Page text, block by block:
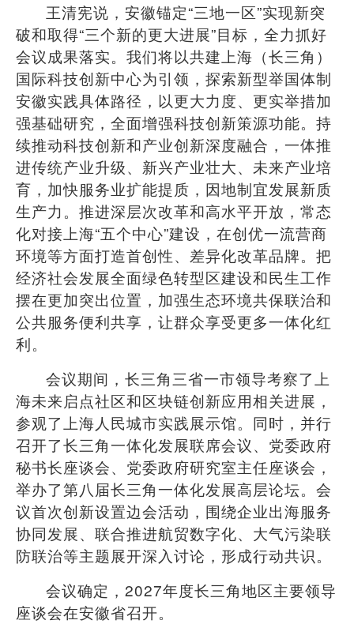
王清宪说，安徽锚定“三地一区”实现新突
破和取得“三个新的更大进展”目标，全力抓好
会议成果落实。我们将以共建上海（长三角）
国际科技创新中心为引领，探索新型举国体制
安徽实践具体路径，以更大力度、更实举措加
强基础研究，全面增强科技创新策源功能。持
续推动科技创新和产业创新深度融合，一体推
进传统产业升级、新兴产业壮大、未来产业培
育，加快服务业扩能提质，因地制宜发展新质
生产力。推进深层次改革和高水平开放，常态
化对接上海“五个中心”建设，在创优一流营商
环境等方面打造首创性、差异化改革品牌。把
经济社会发展全面绿色转型区建设和民生工作
摆在更加突出位置，加强生态环境共保联治和
公共服务便利共享，让群众享受更多一体化红
利。
会议期间，长三角三省一市领导考察了上
海未来启点社区和区块链创新应用相关进展，
参观了上海人民城市实践展示馆。同时，并行
召开了长三角一体化发展联席会议、党委政府
秘书长座谈会、党委政府研究室主任座谈会，
举办了第八届长三角一体化发展高层论坛。会
议首次创新设置边会活动，围绕企业出海服务
协同发展、联合推进航贸数字化、大气污染联
防联治等主题展开深入讨论，形成行动共识。
会议确定，2027年度长三角地区主要领导
座谈会在安徽省召开。